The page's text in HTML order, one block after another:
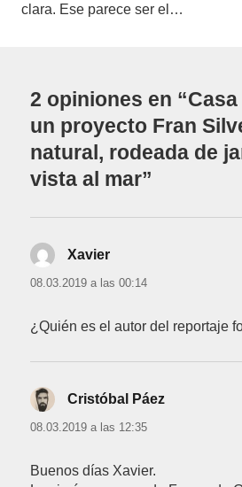
clara. Ese parece ser el…
2 opiniones en
un proyecto Fran
natural, rodeada de
vista al mar”
Xavier
08.03.2019 a las 00:14
¿Quién es el autor del reportaje
Cristóbal Páez
08.03.2019 a las 12:35
Buenos días Xavier.